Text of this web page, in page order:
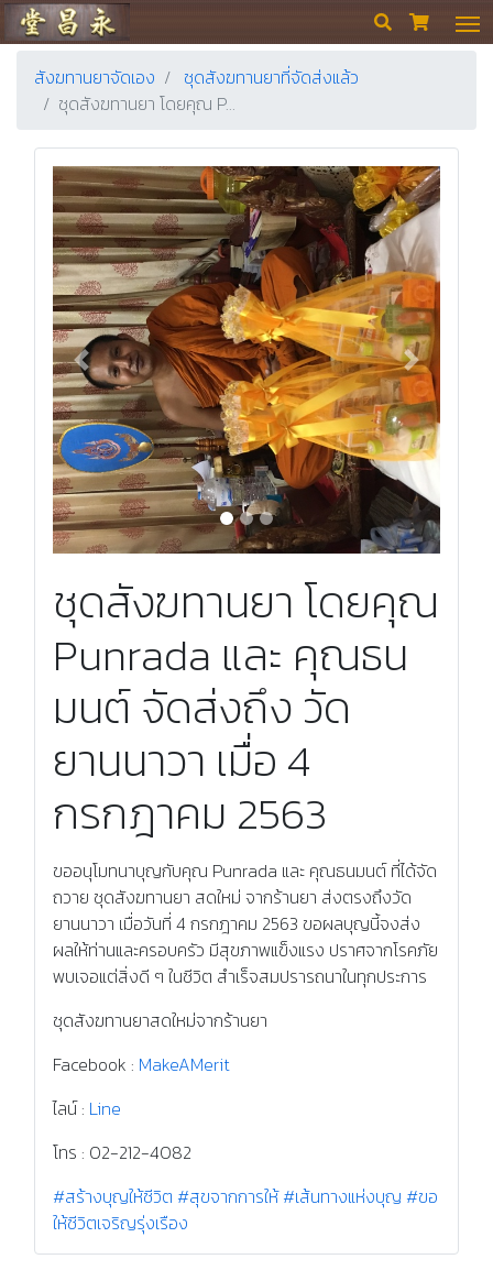
ร้านขายยา ย่งเชียงตึ๊ง  
สังฆทานยาจัดเอง
ชุดสังฆทานยาที่จัดส่งแล้ว
ชุดสังฆทานยา โดยคุณ P…
Previous Next
ชุดสังฆทานยา โดยคุณ
Punrada และ คุณธน
มนต์ จัดส่งถึง วัด
ยานนาวา เมื่อ 4
กรกฎาคม 2563
ขออนุโมทนาบุญกับคุณ Punrada และ คุณธนมนต์ ที่ได้จัด
ถวาย ชุดสังฆทานยา สดใหม่ จากร้านยา ส่งตรงถึงวัด
ยานนาวา เมื่อวันที่ 4 กรกฎาคม 2563 ขอผลบุญนี้จงส่ง
ผลให้ท่านและครอบครัว มีสุขภาพแข็งแรง ปราศจากโรคภัย
พบเจอแต่สิ่งดี ๆ ในชีวิต สำเร็จสมปรารถนาในทุกประการ
ชุดสังฆทานยาสดใหม่จากร้านยา
Facebook : MakeAMerit
ไลน์ : Line
โทร : 02-212-4082
#สร้างบุญให้ชีวิต #สุขจากการให้#เส้นทางแห่งบุญ #ขอ
ให้ชีวิตเจริญรุ่งเรือง